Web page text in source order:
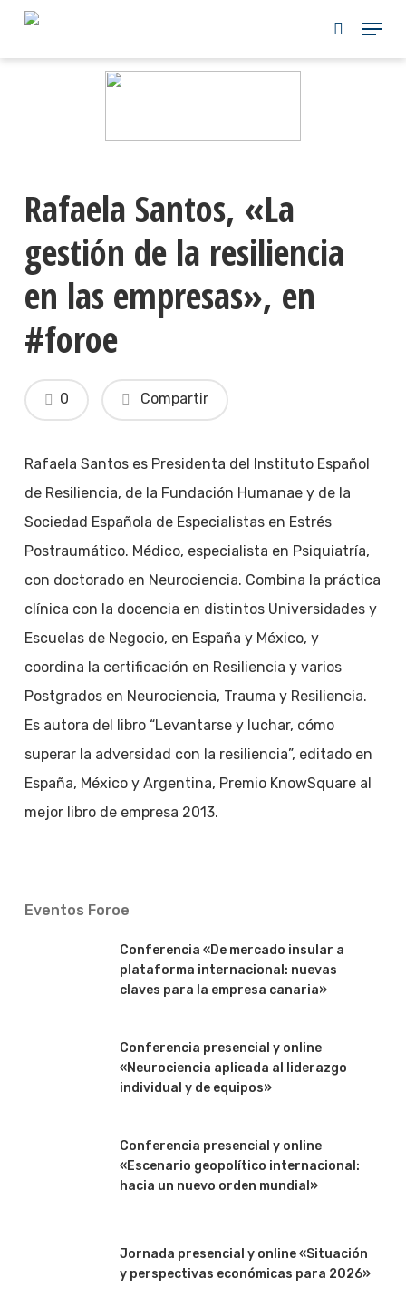
Skip
Rafaela Santos, «La
gestión de la resiliencia
en las empresas», en
#foroe
Compartir
0
Rafaela Santos es Presidenta del Instituto Español
de Resiliencia, de la Fundación Humanae y de la
Sociedad Española de Especialistas en Estrés
Postraumático. Médico, especialista en Psiquiatría,
con doctorado en Neurociencia. Combina la práctica
clínica con la docencia en distintos Universidades y
Escuelas de Negocio, en España y México, y
coordina la certificación en Resiliencia y varios
Postgrados en Neurociencia, Trauma y Resiliencia.
Es autora del libro “Levantarse y luchar, cómo
superar la adversidad con la resiliencia”, editado en
España, México y Argentina, Premio KnowSquare al
mejor libro de empresa 2013.
Eventos Foroe
Conferencia «De mercado insular a
plataforma internacional: nuevas
claves para la empresa canaria»
Conferencia presencial y online
«Neurociencia aplicada al liderazgo
individual y de equipos»
Conferencia presencial y online
«Escenario geopolítico internacional:
hacia un nuevo orden mundial»
Jornada presencial y online «Situación
y perspectivas económicas para 2026»